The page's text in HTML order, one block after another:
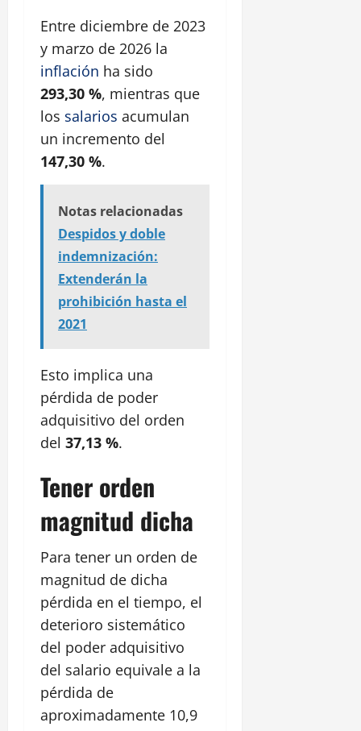
Entre diciembre de 2023
y marzo de 2026 la
inflación ha sido
293,30 %, mientras que
los salarios acumulan
un incremento del
147,30 %.
Notas relacionadas
Despidos y doble
indemnización:
Extenderán la
prohibición hasta el
2021
Esto implica una
pérdida de poder
adquisitivo del orden
del 37,13 %.
Tener orden
magnitud dicha
Para tener un orden de
magnitud de dicha
pérdida en el tiempo, el
deterioro sistemático
del poder adquisitivo
del salario equivale a la
pérdida de
aproximadamente 10,9